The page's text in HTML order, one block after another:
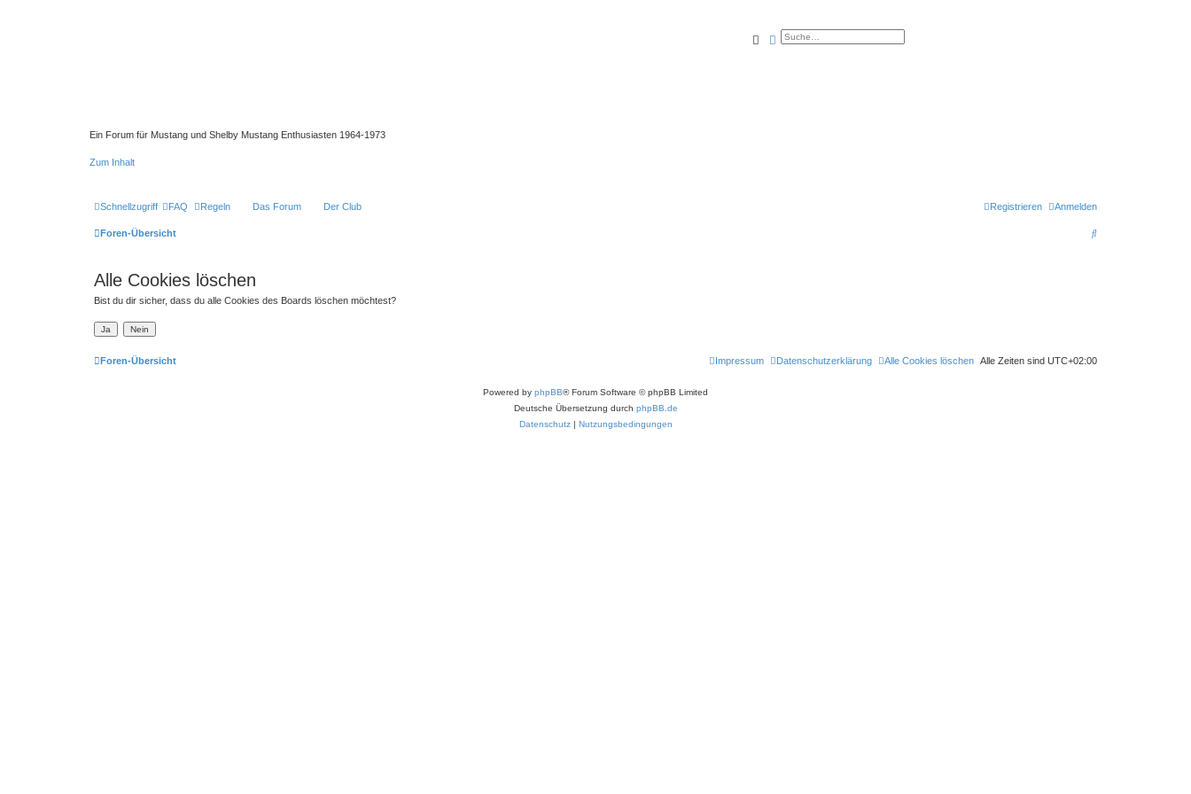
Ein Forum für Mustang und Shelby Mustang Enthusiasten 1964-1973
Zum Inhalt
SucheErweiterte Suche
Schnellzugriff FAQ Regeln Das Forum Der Club Anmelden
Registrieren
Foren-Übersicht
S
Alle Cookies löschen
Bist du dir sicher, dass du alle Cookies des Boards löschen möchtest?
Foren-Übersicht Alle Zeiten sind UTC+02:00
Alle Cookies löschen
Datenschutzerklärung
Impressum
Powered by phpBB® Forum Software © phpBB Limited
Deutsche Übersetzung durch phpBB.de
Datenschutz | Nutzungsbedingungen